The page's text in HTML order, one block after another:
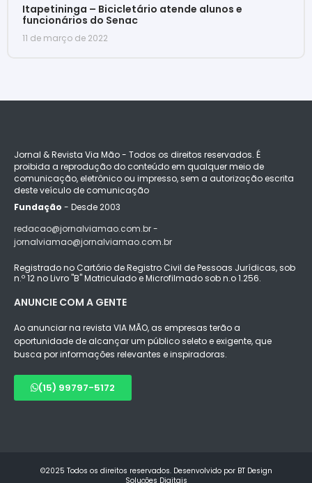
Itapetininga – Bicicletário atende alunos e
funcionários do Senac
11 de março de 2022
Jornal & Revista Via Mão - Todos os direitos reservados. É
proibida a reprodução do conteúdo em qualquer meio de
comunicação, eletrônico ou impresso, sem a autorização escrita
deste veículo de comunicação
Fundação - Desde 2003
redacao@jornalviamao.com.br -
jornalviamao@jornalviamao.com.br
Registrado no Cartório de Registro Civil de Pessoas Jurídicas, sob
n.º 12 no Livro "B" Matriculado e Microfilmado sob n.o 1.256.
ANUNCIE COM A GENTE
Ao anunciar na revista VIA MÃO, as empresas terão a
oportunidade de alcançar um público seleto e exigente, que
busca por informações relevantes e inspiradoras.
(15) 99797-5172
©2025 Todos os direitos reservados. Desenvolvido por BT Design
Soluções Digitais